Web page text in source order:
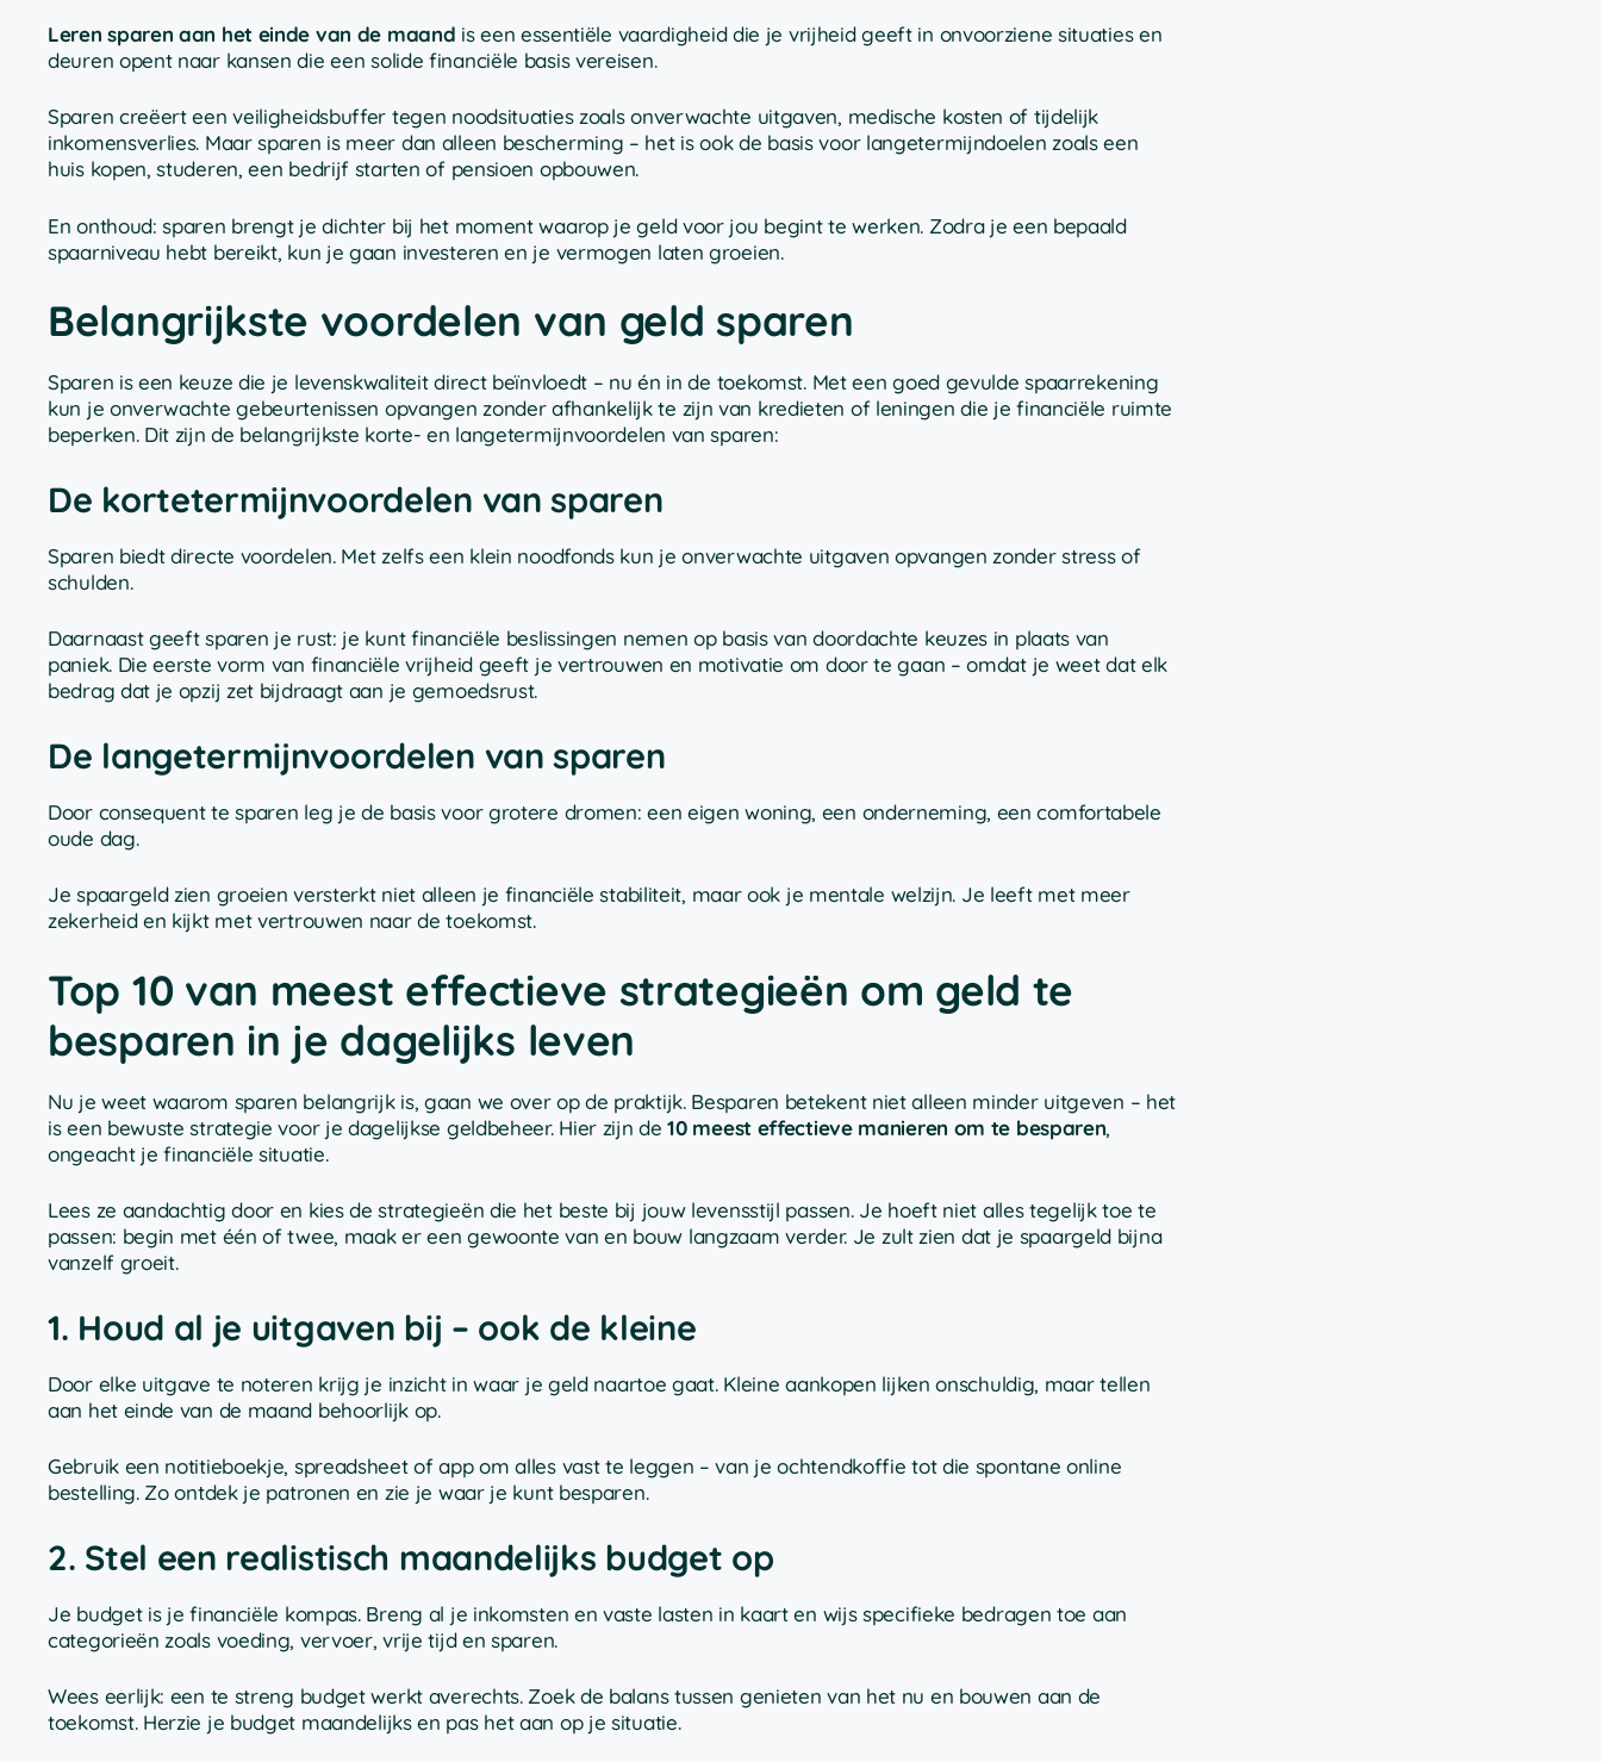
Leren sparen aan het einde van de maand is een essentiële vaardigheid die je vrijheid geeft in onvoorziene situaties en
deuren opent naar kansen die een solide financiële basis vereisen.
Sparen creëert een veiligheidsbuffer tegen noodsituaties zoals onverwachte uitgaven, medische kosten of tijdelijk
inkomensverlies. Maar sparen is meer dan alleen bescherming – het is ook de basis voor langetermijndoelen zoals een
huis kopen, studeren, een bedrijf starten of pensioen opbouwen.
En onthoud: sparen brengt je dichter bij het moment waarop je geld voor jou begint te werken. Zodra je een bepaald
spaarniveau hebt bereikt, kun je gaan investeren en je vermogen laten groeien.
Belangrijkste voordelen van geld sparen
Sparen is een keuze die je levenskwaliteit direct beïnvloedt – nu én in de toekomst. Met een goed gevulde spaarrekening
kun je onverwachte gebeurtenissen opvangen zonder afhankelijk te zijn van kredieten of leningen die je financiële ruimte
beperken. Dit zijn de belangrijkste korte- en langetermijnvoordelen van sparen:
De kortetermijnvoordelen van sparen
Sparen biedt directe voordelen. Met zelfs een klein noodfonds kun je onverwachte uitgaven opvangen zonder stress of
schulden.
Daarnaast geeft sparen je rust: je kunt financiële beslissingen nemen op basis van doordachte keuzes in plaats van
paniek. Die eerste vorm van financiële vrijheid geeft je vertrouwen en motivatie om door te gaan – omdat je weet dat elk
bedrag dat je opzij zet bijdraagt aan je gemoedsrust.
De langetermijnvoordelen van sparen
Door consequent te sparen leg je de basis voor grotere dromen: een eigen woning, een onderneming, een comfortabele
oude dag.
Je spaargeld zien groeien versterkt niet alleen je financiële stabiliteit, maar ook je mentale welzijn. Je leeft met meer
zekerheid en kijkt met vertrouwen naar de toekomst.
Top 10 van meest effectieve strategieën om geld te
besparen in je dagelijks leven
Nu je weet waarom sparen belangrijk is, gaan we over op de praktijk. Besparen betekent niet alleen minder uitgeven – het
is een bewuste strategie voor je dagelijkse geldbeheer. Hier zijn de10 meest effectieve manieren om te besparen,
ongeacht je financiële situatie.
Lees ze aandachtig door en kies de strategieën die het beste bij jouw levensstijl passen. Je hoeft niet alles tegelijk toe te
passen: begin met één of twee, maak er een gewoonte van en bouw langzaam verder. Je zult zien dat je spaargeld bijna
vanzelf groeit.
1. Houd al je uitgaven bij – ook de kleine
Door elke uitgave te noteren krijg je inzicht in waar je geld naartoe gaat. Kleine aankopen lijken onschuldig, maar tellen
aan het einde van de maand behoorlijk op.
Gebruik een notitieboekje, spreadsheet of app om alles vast te leggen – van je ochtendkoffie tot die spontane online
bestelling. Zo ontdek je patronen en zie je waar je kunt besparen.
2. Stel een realistisch maandelijks budget op
Je budget is je financiële kompas. Breng al je inkomsten en vaste lasten in kaart en wijs specifieke bedragen toe aan
categorieën zoals voeding, vervoer, vrije tijd en sparen.
Wees eerlijk: een te streng budget werkt averechts. Zoek de balans tussen genieten van het nu en bouwen aan de
toekomst. Herzie je budget maandelijks en pas het aan op je situatie.